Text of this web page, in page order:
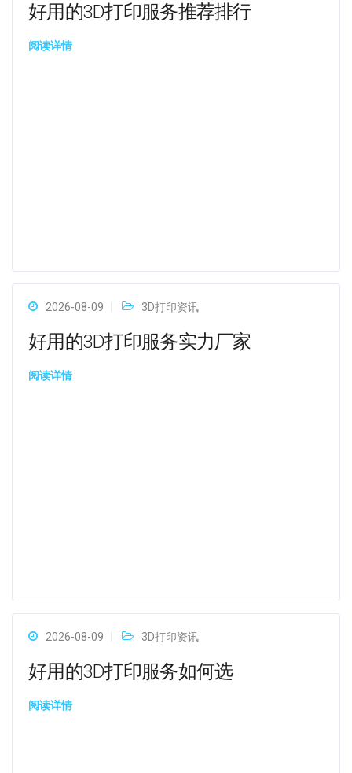
好用的3D打印服务推荐排行
阅读详情
2026-08-09 3D打印资讯
好用的3D打印服务实力厂家
阅读详情
2026-08-09 3D打印资讯
好用的3D打印服务如何选
阅读详情